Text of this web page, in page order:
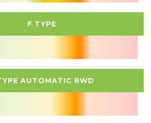
F TYPE
AUTOMATIC RWD